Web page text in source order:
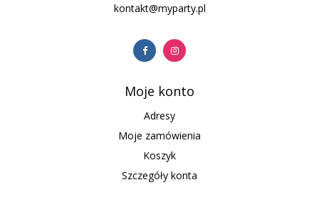
kontakt@myparty.pl
Moje konto
Adresy
Moje zamówienia
Koszyk
Szczegóły konta